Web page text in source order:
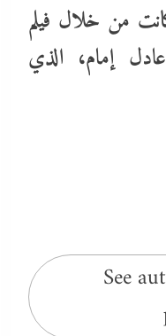
من خلال فيلم
إمام، الذي
See